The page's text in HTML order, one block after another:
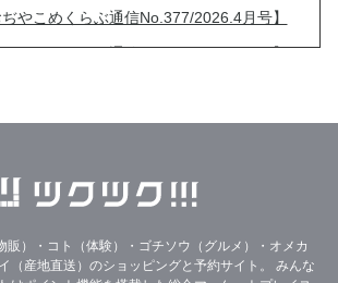
やこめくらぶ通信No.377/2026.4月号】
やこめくらぶ通信No.376/2026.3月号】
【おぢやこめくらぶ通信No.374/2026.1
美味しいりんごジュースのフードレス
ー
年特別セット】
販）・コト（体験）・ゴチソウ（グルメ）・オメカ
（産地直送）のショッピングと予約サイト。
みんな